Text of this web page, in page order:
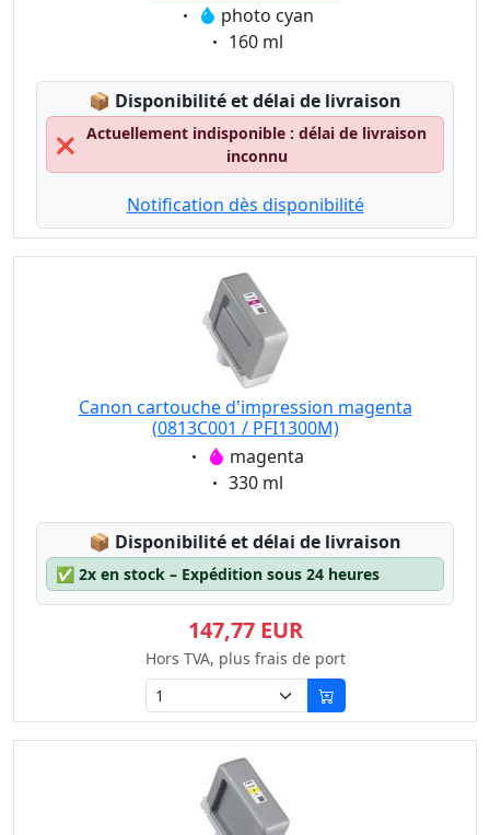
Eigenschaft:
photo cyan
Eigenschaft:
160 ml
📦 Lagerstatus:
Disponibilité et délai de livraison
❌
Actuellement indisponible : délai de livraison
inconnu
Notification dès disponibilité
Canon cartouche d'impression magenta
(0813C001 / PFI1300M)
Eigenschaft:
magenta
Eigenschaft:
330 ml
📦 Lagerstatus:
Disponibilité et délai de livraison
✅ 2x en stock – Expédition sous 24 heures
147,77 EUR
Hors TVA, plus frais de port